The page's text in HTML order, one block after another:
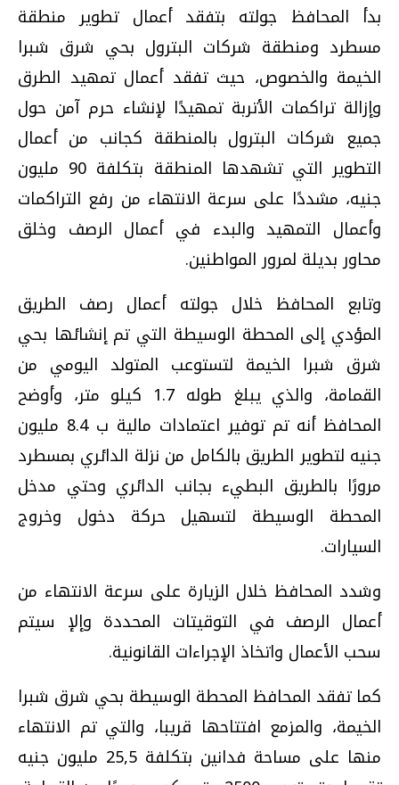
بدأ المحافظ جولته بتفقد أعمال تطوير منطقة
مسطرد ومنطقة شركات البترول بحي شرق شبرا
الخيمة والخصوص، حيث تفقد أعمال تمهيد الطرق
وإزالة تراكمات الأتربة تمهيدًا لإنشاء حرم آمن حول
جميع شركات البترول بالمنطقة كجانب من أعمال
التطوير التي تشهدها المنطقة بتكلفة 90 مليون
جنيه، مشددًا على سرعة الانتهاء من رفع التراكمات
وأعمال التمهيد والبدء في أعمال الرصف وخلق
محاور بديلة لمرور المواطنين.
وتابع المحافظ خلال جولته أعمال رصف الطريق
المؤدي إلى المحطة الوسيطة التي تم إنشائها بحي
شرق شبرا الخيمة لتستوعب المتولد اليومي من
القمامة، والذي يبلغ طوله 1.7 كيلو متر، وأوضح
المحافظ أنه تم توفير اعتمادات مالية ب 8.4 مليون
جنيه لتطوير الطريق بالكامل من نزلة الدائري بمسطرد
مرورًا بالطريق البطيء بجانب الدائري وحتي مدخل
المحطة الوسيطة لتسهيل حركة دخول وخروج
السيارات.
وشدد المحافظ خلال الزيارة على سرعة الانتهاء من
أعمال الرصف في التوقيتات المحددة وإلإ سيتم
سحب الأعمال واتخاذ الإجراءات القانونية.
كما تفقد المحافظ المحطة الوسيطة بحي شرق شبرا
الخيمة، والمزمع افتتاحها قريبا، والتي تم الانتهاء
منها على مساحة فدانين بتكلفة 25,5 مليون جنيه